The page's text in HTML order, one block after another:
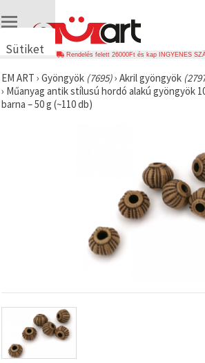
Sütiket
🍪 Cookie-
kat és
hasonló
a
valamint
relevánsabb
tartalmat
és
hirdetéseket
Rendelés felett 26000Ft és kap INGYENES
EM ART › Gyöngyök (7695)› Akril gyöngyök
› Műanyag antik stílusú hordó alakú gyöngyök
barna – 50 g (~110 db)